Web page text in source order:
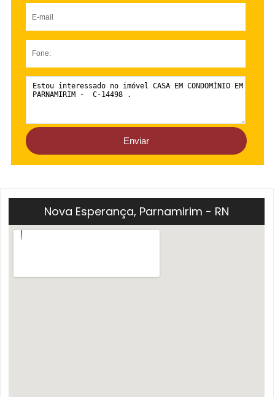
Nova Esperança, Parnamirim - RN